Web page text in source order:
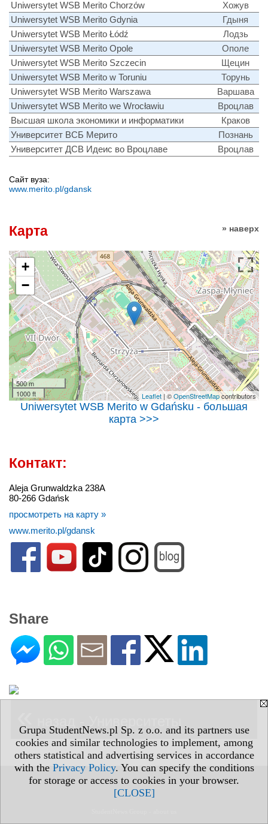
Grupa StudentNews.pl Sp. z o.o. and its partners use
cookies and similar technologies to implement, among
others statistical and advertising services in accordance
with the Privacy Policy. You can specify the conditions
for storage or access to cookies in your browser.
[CLOSE]
Uniwersytet WSB Merito Chorzów
Хожув
Uniwersytet WSB Merito Gdynia
Гдыня
Uniwersytet WSB Merito Łódź
Лодзь
Uniwersytet WSB Merito Opole
Ополе
Uniwersytet WSB Merito Szczecin
Щецин
Uniwersytet WSB Merito w Toruniu
Торунь
Uniwersytet WSB Merito Warszawa
Варшава
Uniwersytet WSB Merito we Wrocławiu
Вроцлав
Высшая школа экономики и информатики
Краков
Университет ВСБ Мерито
Познань
Университет ДСВ Идеис во Вроцлаве
Вроцлав
Сайт вуза:
www.merito.pl/gdansk
» наверх
Карта
+
−
500 m
1000 ft
Leaflet | ©OpenStreetMapcontributors
Uniwersytet WSB Merito w Gdańsku - большая
карта >>>
Контакт:
Aleja Grunwaldzka 238A
80-266 Gdańsk
просмотреть на карту »
www.merito.pl/gdansk
Share